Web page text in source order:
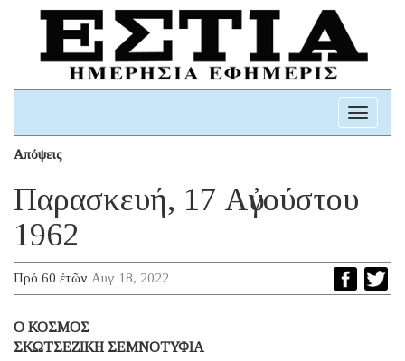
Toggle
Απόψεις
Παρασκευή, 17 Αὐγούστου
1962
Πρό 60 ἐτῶν Αυγ 18, 2022
Ο ΚΟΣΜΟΣ
ΣΚΩΤΣΕΖΙΚΗ ΣΕΜΝΟΤΥΦΙΑ